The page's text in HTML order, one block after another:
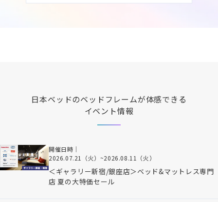
日本ベッドのベッドフレームが体感できる
イベント情報
開催日時｜
2026.07.21（火） ~2026.08.11（火）
＜ギャラリー新宿/銀座店＞ベッド&マットレス専門
店 夏の大特価セール